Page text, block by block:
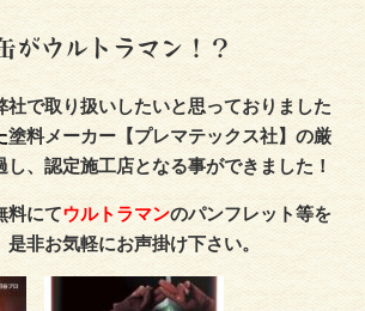
がウルトラマン！？
で取り扱いしたいと思っておりました
塗料メーカー【プレマテックス社】の厳
し、認定施工店となる事ができました！
料にてウルトラマンのパンフレット等を
非お気軽にお声掛け下さい。